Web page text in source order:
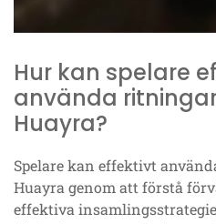
Hur kan spelare
använda
Huayra?
Spelare kan effektivt
Huayra genom att förstå
effektiva